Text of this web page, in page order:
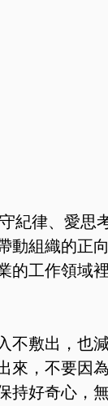
紀律、愛思
動組織的正
的工作領域
不敷出，也
來，不要因
持好奇心，